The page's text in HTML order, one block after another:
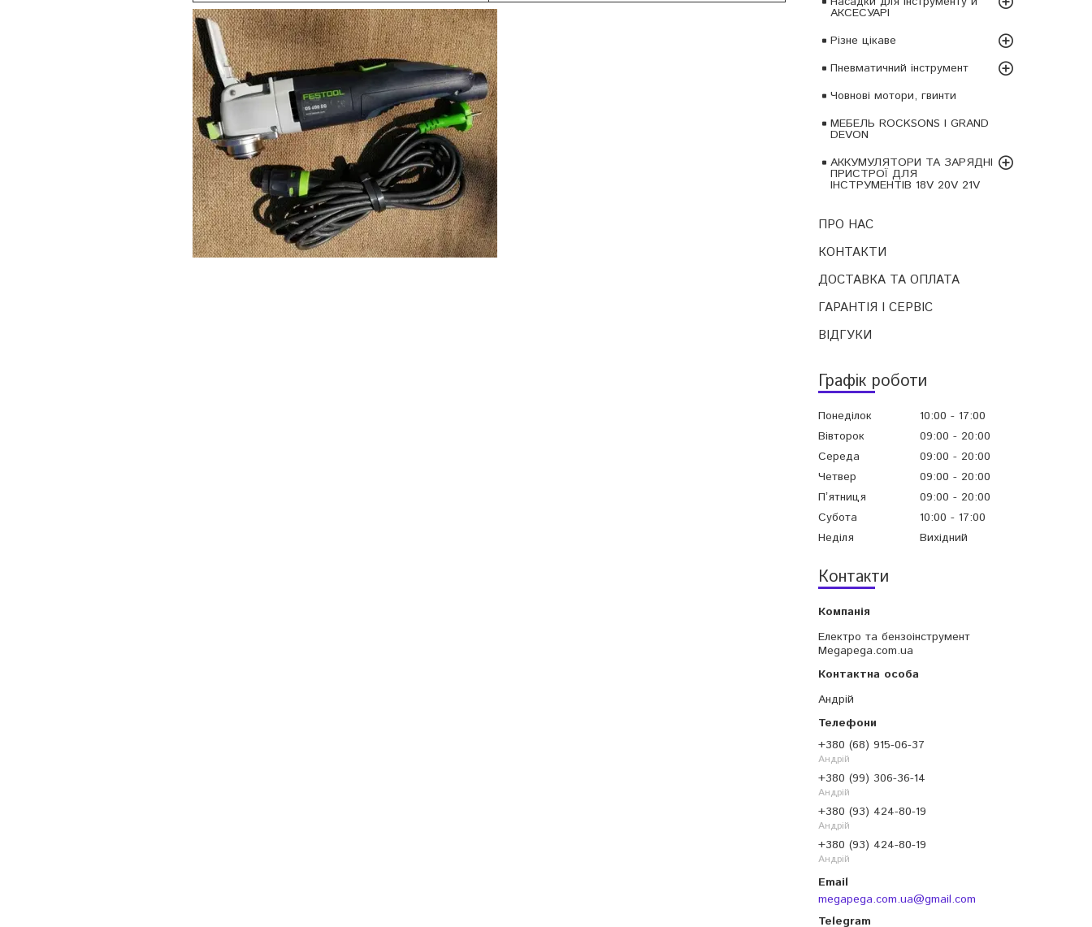
АКСЕСУАРІ
Різне цікаве
Пневматичний інструмент
Човнові мотори, гвинти
МЕБЕЛЬ ROCKSONS І GRAND
DEVON
АККУМУЛЯТОРИ ТА ЗАРЯДНІ
ПРИСТРОЇ ДЛЯ
ІНСТРУМЕНТІВ 18V 20V 21V
ПРО НАС
КОНТАКТИ
ДОСТАВКА ТА ОПЛАТА
ГАРАНТІЯ І СЕРВІС
ВІДГУКИ
Графік роботи
Понеділок 10:00
17:00
Вівторок
09:00
20:00
Середа
09:00
20:00
Четвер
09:00
20:00
Пʼятниця
09:00
20:00
Субота
10:00
17:00
Неділя
Вихідний
Контакти
Електро та бензоінструмент
Megapega.com.ua
Андрій
+380 (68) 915-06-37
Андрій
+380 (99) 306-36-14
Андрій
+380 (93) 424-80-19
Андрій
+380 (93) 424-80-19
Андрій
megapega.com.ua@gmail.com